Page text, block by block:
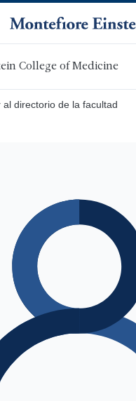
College of Medicine
al directorio de la facultad